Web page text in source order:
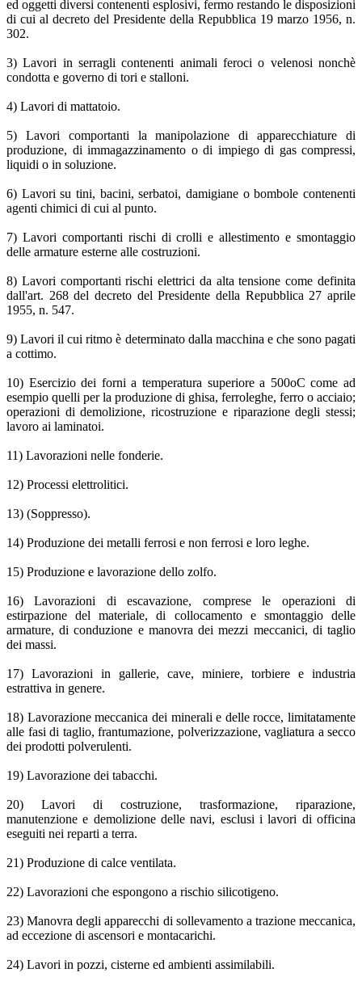
ed oggetti diversi contenenti esplosivi, fermo restando le disposizioni
di cui al decreto del Presidente della Repubblica 19 marzo 1956, n.
302.
3) Lavori in serragli contenenti animali feroci o velenosi nonchè
condotta e governo di tori e stalloni.
4) Lavori di mattatoio.
5) Lavori comportanti la manipolazione di apparecchiature di
produzione, di immagazzinamento o di impiego di gas compressi,
liquidi o in soluzione.
6) Lavori su tini, bacini, serbatoi, damigiane o bombole contenenti
agenti chimici di cui al punto.
7) Lavori comportanti rischi di crolli e allestimento e smontaggio
delle armature esterne alle costruzioni.
8) Lavori comportanti rischi elettrici da alta tensione come definita
dall'art. 268 del decreto del Presidente della Repubblica 27 aprile
1955, n. 547.
9) Lavori il cui ritmo è determinato dalla macchina e che sono pagati
a cottimo.
10) Esercizio dei forni a temperatura superiore a 500oC come ad
esempio quelli per la produzione di ghisa, ferroleghe, ferro o acciaio;
operazioni di demolizione, ricostruzione e riparazione degli stessi;
lavoro ai laminatoi.
11) Lavorazioni nelle fonderie.
12) Processi elettrolitici.
13) (Soppresso).
14) Produzione dei metalli ferrosi e non ferrosi e loro leghe.
15) Produzione e lavorazione dello zolfo.
16) Lavorazioni di escavazione, comprese le operazioni di
estirpazione del materiale, di collocamento e smontaggio delle
armature, di conduzione e manovra dei mezzi meccanici, di taglio
dei massi.
17) Lavorazioni in gallerie, cave, miniere, torbiere e industria
estrattiva in genere.
18) Lavorazione meccanica dei minerali e delle rocce, limitatamente
alle fasi di taglio, frantumazione, polverizzazione, vagliatura a secco
dei prodotti polverulenti.
19) Lavorazione dei tabacchi.
20) Lavori di costruzione, trasformazione, riparazione,
manutenzione e demolizione delle navi, esclusi i lavori di officina
eseguiti nei reparti a terra.
21) Produzione di calce ventilata.
22) Lavorazioni che espongono a rischio silicotigeno.
23) Manovra degli apparecchi di sollevamento a trazione meccanica,
ad eccezione di ascensori e montacarichi.
24) Lavori in pozzi, cisterne ed ambienti assimilabili.